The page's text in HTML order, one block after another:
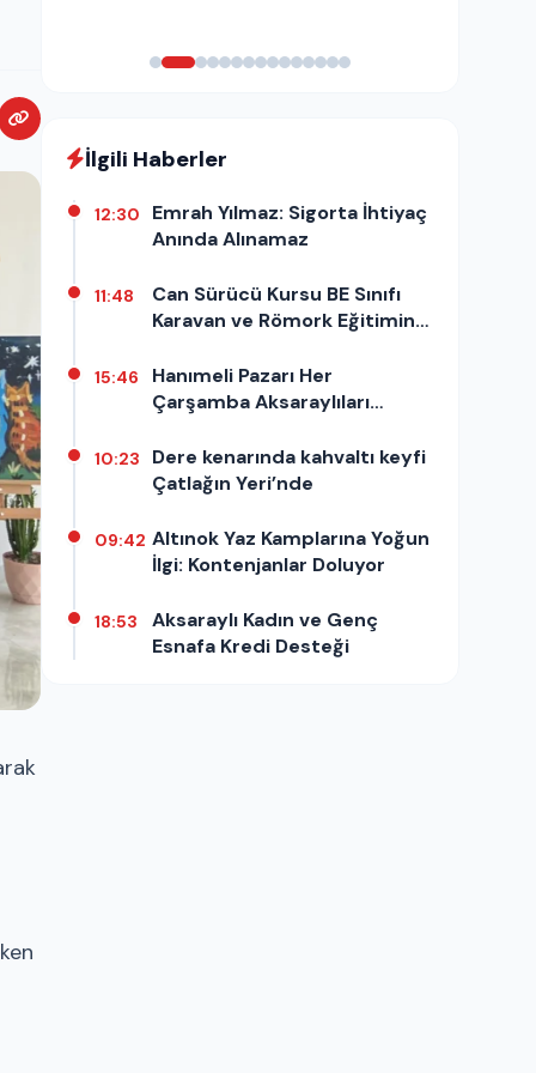
İlgili Haberler
12:30
Emrah Yılmaz: Sigorta İhtiyaç
Anında Alınamaz
11:48
Can Sürücü Kursu BE Sınıfı
Karavan ve Römork Eğitimine
15:46
Hanımeli Pazarı Her
Çarşamba Aksaraylıları
10:23
Dere kenarında kahvaltı keyfi
Çatlağın Yeri’nde
09:42 Altınok Yaz Kamplarına Yoğun
İlgi: Kontenjanlar Doluyor
18:53
Aksaraylı Kadın ve Genç
Esnafa Kredi Desteği